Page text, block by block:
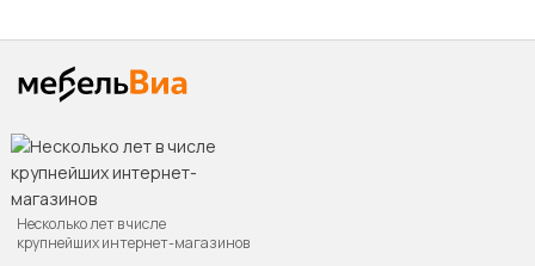
Несколько лет в числе
крупнейших интернет-магазинов